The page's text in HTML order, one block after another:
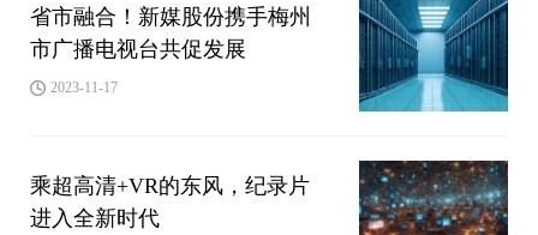
省市融合！新媒股份携手梅州
市广播电视台共促发展
2023-11-17
乘超高清+VR的东风，纪录片
进入全新时代